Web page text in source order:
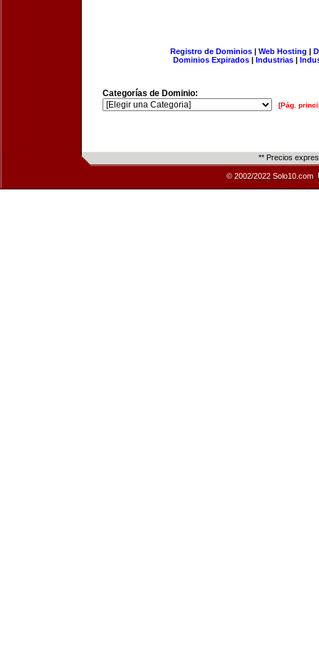
Registro de Dominios| Web Hosting |
Dominios Expirados | Industrias |
Categorías de Dominio:
[Pág.
** Precios
© 2002/2022 Solo10.com